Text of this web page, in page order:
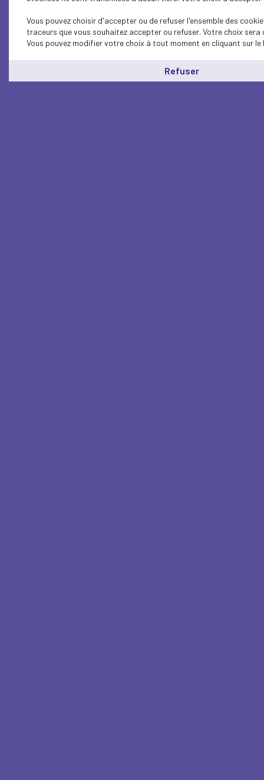
Vous pouvez choisir d'accepter ou de refuser l'ensemble des
traceurs que vous souhaitez accepter ou refuser. Votre choix
Vous pouvez modifier votre choix à tout moment en cliquant sur le
Refuser